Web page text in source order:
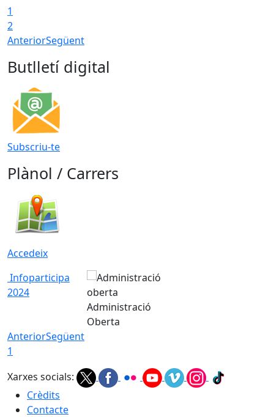
1
2
AnteriorSegüent
Butlletí digital
Subscriu-te
Plànol / Carrers
Accedeix
Infoparticipa
2024
Administració
Oberta
AnteriorSegüent
1
Xarxes socials:
Crèdits
Contacte